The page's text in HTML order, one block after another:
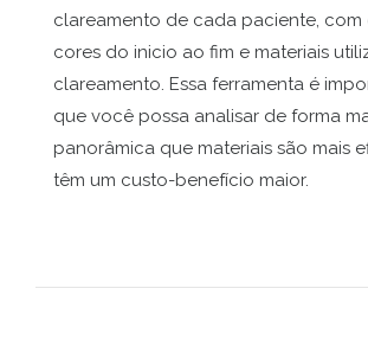
clareamento de cada paciente, com
cores do inicio ao fim e materiais
clareamento. Essa ferramenta é
que você possa analisar de forma
panorâmica que materiais são mais
têm um custo-benefício maior.